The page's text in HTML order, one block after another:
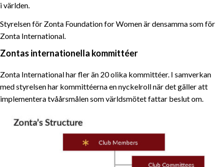
i världen.
Styrelsen för Zonta Foundation for Women är densamma som för
Zonta International.
Zontas internationella kommittéer
Zonta International har fler än 20 olika kommittéer. I samverkan
med styrelsen har kommittéerna en nyckelroll när det gäller att
implementera tvåårsmålen som världsmötet fattar beslut om.